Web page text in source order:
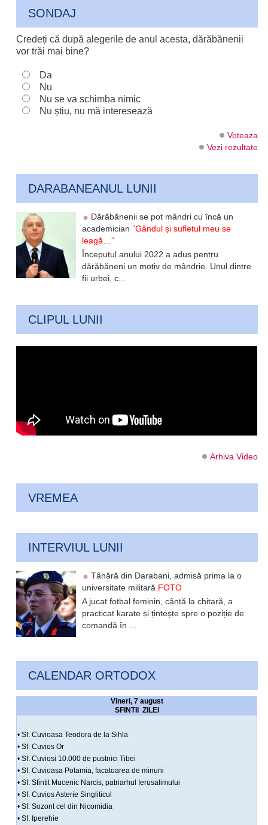
SONDAJ
Credeți că după alegerile de anul acesta, dărăbănenii
vor trăi mai bine?
Da
Nu
Nu se va schimba nimic
Nu știu, nu mă interesează
Voteaza
Vezi rezultate
DARABANEANUL LUNII
Dărăbănenii se pot mândri cu încă un
academician”Gândul și sufletul meu se
leagă…”
Începutul anului 2022 a adus pentru
dărăbăneni un motiv de mândrie. Unul dintre
fii urbei, c...
CLIPUL LUNII
Arhiva Video
VREMEA
INTERVIUL LUNII
Tânără din Darabani, admisă prima la o
universitate militară FOTO
A jucat fotbal feminin, cântă la chitară, a
practicat karate și țintește spre o poziție de
comandă în ...
CALENDAR ORTODOX
Vineri, 7 august
SFINTII ZILEI
• Sf. Cuvioasa Teodora de la Sihla
• Sf. Cuvios Or
• Sf. Cuviosi 10.000 de pustnici Tibei
• Sf. Cuvioasa Potamia, facatoarea de minuni
• Sf. Sfintit Mucenic Narcis, patriarhul Ierusalimului
• Sf. Cuvios Asterie Singliticul
• Sf. Sozont cel din Nicomidia
• Sf. Iperehie